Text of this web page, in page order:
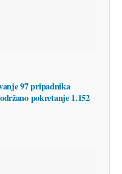
97 pripadnika
pokretanje 1.152